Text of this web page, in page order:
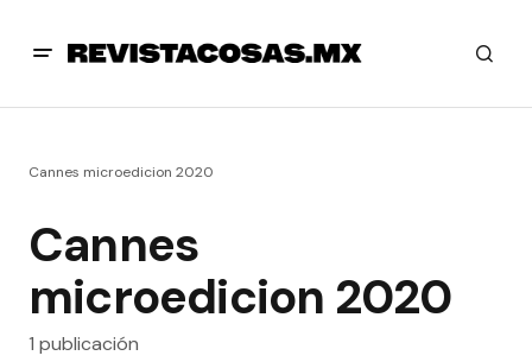
Cannes microedicion 2020
Cannes
microedicion 2020
1 publicación